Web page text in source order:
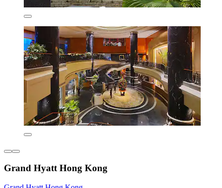
Grand Hyatt Hong Kong